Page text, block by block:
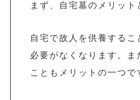
まず、自宅墓のメリッ
自宅で故人を供養する
必要がなくなります。
こともメリットの一つで